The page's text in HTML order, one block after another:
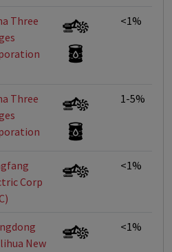
Three
<1%
Three
1-5%
Corp
<1%
New
<1%